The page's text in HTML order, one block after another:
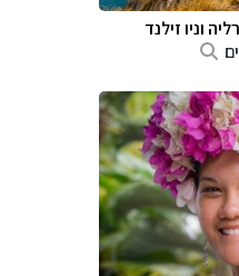
וניו זילנד